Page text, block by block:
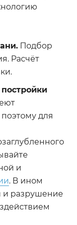
Подбор
Расчёт
для
и
. В ином
и разрушение